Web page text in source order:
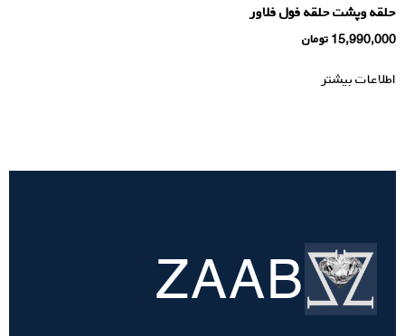
حلقه وپشت حلقه فول فلاور
15,990,000 تومان
اطلاعات بیشتر
تسویه
حساب
ZAAB